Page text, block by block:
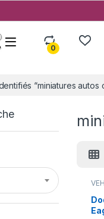
Open
0
“miniatures autos
F1